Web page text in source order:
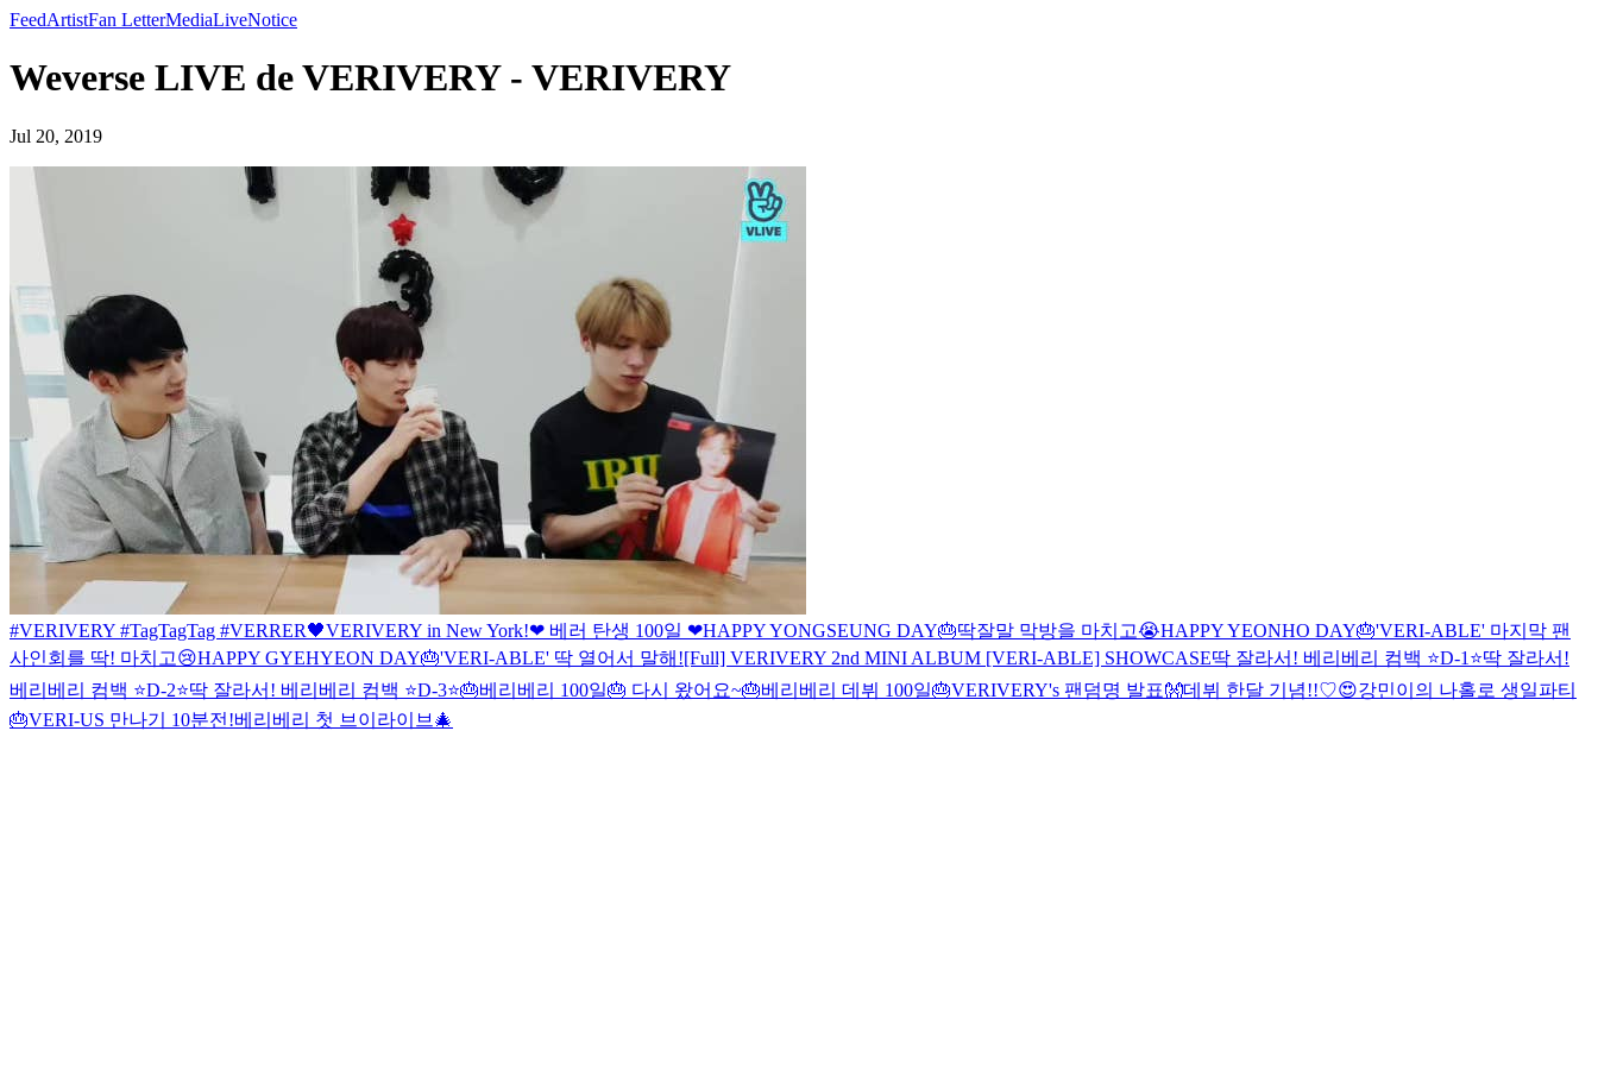
FeedArtistFan LetterMediaLiveNotice
Weverse LIVE de VERIVERY - VERIVERY
Jul 20, 2019
#VERIVERY #TagTagTag #VERRER🖤VERIVERY in New York!❤ 베러 탄생 100일 ❤HAPPY YONGSEUNG DAY🎂딱잘말 막방을 마치고😭HAPPY YEONHO DAY🎂'VERI-ABLE' 마지막 팬
사인회를 딱! 마치고😢HAPPY GYEHYEON DAY🎂'VERI-ABLE' 딱 열어서 말해![Full] VERIVERY 2nd MINI ALBUM [VERI-ABLE] SHOWCASE딱 잘라서! 베리베리 컴백 ⭐D-1⭐딱 잘라서!
베리베리 컴백 ⭐D-2⭐딱 잘라서! 베리베리 컴백 ⭐D-3⭐🎂베리베리 100일🎂 다시 왔어요~🎂베리베리 데뷔 100일🎂VERIVERY's 팬덤명 발표👐데뷔 한달 기념!!♡😍강민이의 나홀로 생일파티
🎂VERI-US 만나기 10분전!베리베리 첫 브이라이브🎄